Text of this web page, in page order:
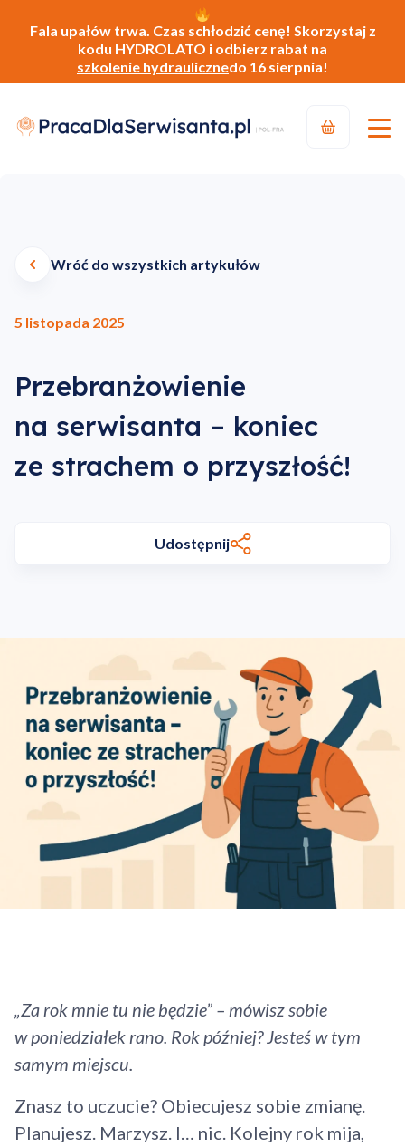
Fala upałów trwa. Czas schłodzić cenę! Skorzystaj z
kodu HYDROLATO i odbierz rabat na
szkolenie hydraulicznedo 16 sierpnia!
Wróć do wszystkich artykułów
5 listopada 2025
Przebranżowienie
na serwisanta – koniec
ze strachem o przyszłość!
Udostępnij
„Za rok mnie tu nie będzie” – mówisz sobie
w poniedziałek rano. Rok później? Jesteś w tym
samym miejscu.
Znasz to uczucie? Obiecujesz sobie zmianę.
Planujesz. Marzysz. I… nic. Kolejny rok mija,